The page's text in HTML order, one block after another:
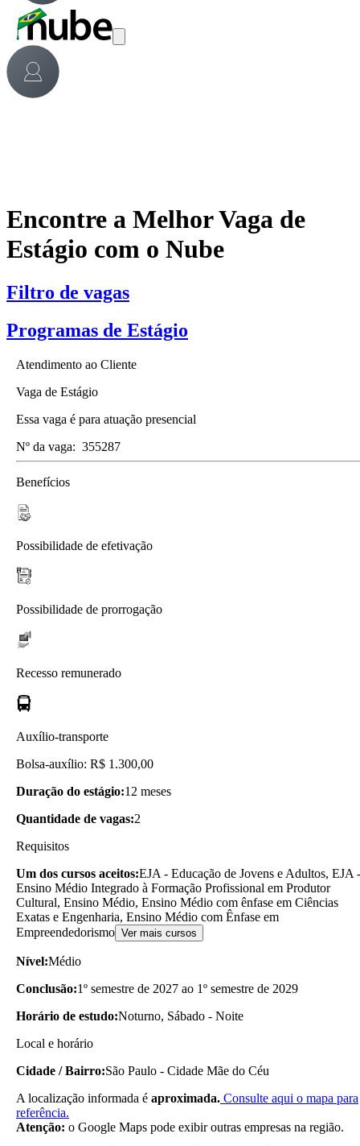
Encontre a Melhor Vaga de
Estágio com o Nube
Filtro de vagas
Programas de Estágio
Atendimento ao Cliente
Vaga de Estágio
Essa vaga é para atuação presencial
Nº da vaga: 355287
Benefícios
Possibilidade de efetivação
Possibilidade de prorrogação
Recesso remunerado
Auxílio-transporte
Bolsa-auxílio: R$ 1.300,00
Duração do estágio:12 meses
Quantidade de vagas:2
Requisitos
Um dos cursos aceitos:EJA - Educação de Jovens e Adultos, EJA -
Ensino Médio Integrado à Formação Profissional em Produtor
Cultural, Ensino Médio, Ensino Médio com ênfase em Ciências
Exatas e Engenharia, Ensino Médio com Ênfase em
Empreendedorismo Ver mais cursos
Nível:Médio
Conclusão:1º semestre de 2027 ao 1º semestre de 2029
Horário de estudo:Noturno, Sábado - Noite
Local e horário
Cidade / Bairro:São Paulo - Cidade Mãe do Céu
A localização informada é aproximada. Consulte aqui o mapa para
referência.
Atenção: o Google Maps pode exibir outras empresas na região.